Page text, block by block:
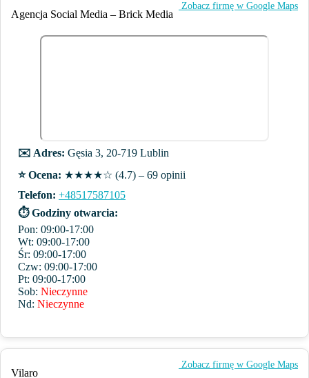
Agencja Social Media – Brick Media
️ Zobacz firmę w Google Maps
✉️ Adres: Gęsia 3, 20-719 Lublin
⭐️ Ocena: ★★★★☆ (4.7) – 69 opinii
Telefon: +48517587105
⏱ Godziny otwarcia:
Pon: 09:00-17:00
Wt: 09:00-17:00
Śr: 09:00-17:00
Czw: 09:00-17:00
Pt: 09:00-17:00
Sob: Nieczynne
Nd: Nieczynne
Vilaro
️ Zobacz firmę w Google Maps